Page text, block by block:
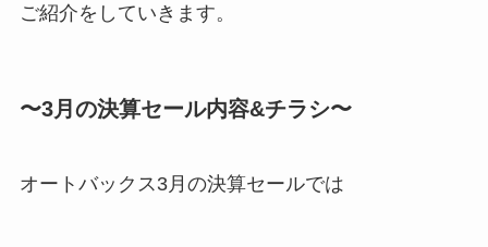
ご紹介をしていきます。
〜3月の決算セール内容&チラシ〜
オートバックス3月の決算セールでは